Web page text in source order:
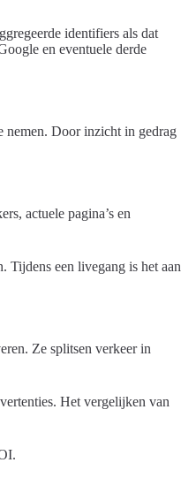
identifiers als dat
en eventuele derde
nemen. Door inzicht in gedrag
actuele pagina’s en
Tijdens een livegang is het aan
Ze splitsen verkeer in
Het vergelijken van